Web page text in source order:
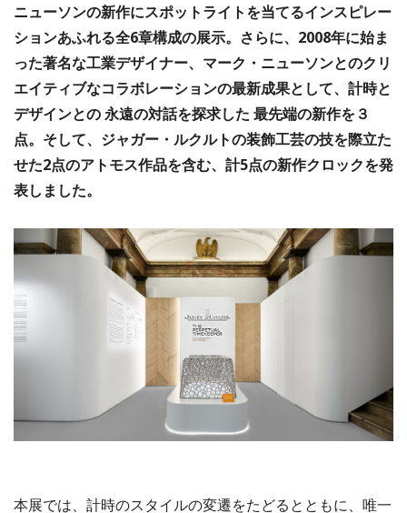
ニューソンの新作にスポットライトを当てるインスピレー
ションあふれる全6章構成の展示。さらに、2008年に始ま
った著名な工業デザイナー、マーク・ニューソンとのクリ
エイティブなコラボレーションの最新成果として、計時と
デザインとの 永遠の対話を探求した 最先端の新作を３
点。そして、ジャガー・ルクルトの装飾工芸の技を際立た
せた2点のアトモス作品を含む、計5点の新作クロックを発
表しました。
本展では、計時のスタイルの変遷をたどるとともに、唯一